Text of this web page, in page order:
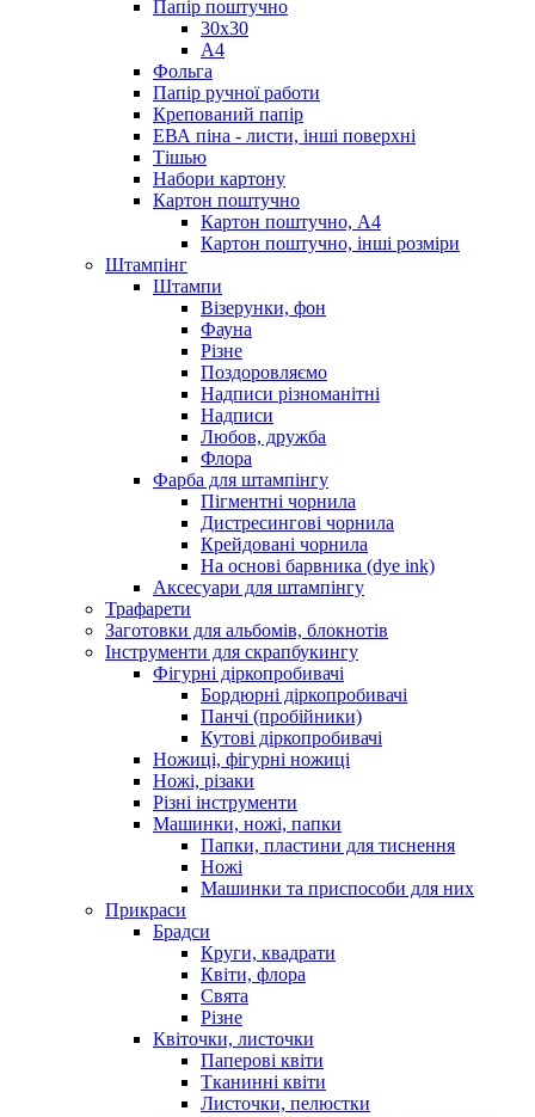
Папір поштучно
30х30
А4
Фольга
Папір ручної работи
Крепований папір
ЕВА піна - листи, інші поверхні
Тішью
Набори картону
Картон поштучно
Картон поштучно, А4
Картон поштучно, інші розміри
Штампінг
Штампи
Візерунки, фон
Фауна
Різне
Поздоровляємо
Надписи різноманітні
Надписи
Любов, дружба
Флора
Фарба для штампінгу
Пігментні чорнила
Дистресингові чорнила
Крейдовані чорнила
На основі барвника (dye ink)
Аксесуари для штампінгу
Трафарети
Заготовки для альбомів, блокнотів
Інструменти для скрапбукингу
Фігурні діркопробивачі
Бордюрні діркопробивачі
Панчі (пробійники)
Кутові діркопробивачі
Ножиці, фігурні ножиці
Ножі, різаки
Різні інструменти
Машинки, ножі, папки
Папки, пластини для тиснення
Ножі
Машинки та приспособи для них
Прикраси
Брадси
Круги, квадрати
Квіти, флора
Свята
Різне
Квіточки, листочки
Паперові квіти
Тканинні квіти
Листочки, пелюстки